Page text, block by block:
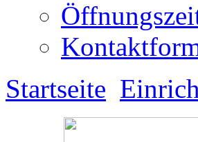
Startseite